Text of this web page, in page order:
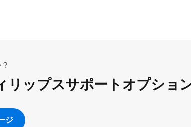
リップスサポートオプショ
ジ